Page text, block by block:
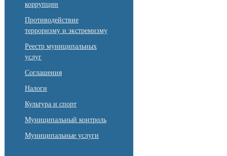
коррупции
Противодействие
терроризму и экстремизму
Реестр муниципальных
услуг
Соглашения
Налоги
Культура и спорт
Муниципальный контроль
Муниципальные услуги